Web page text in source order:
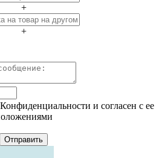
+
+
и согласен с ее
Отправить